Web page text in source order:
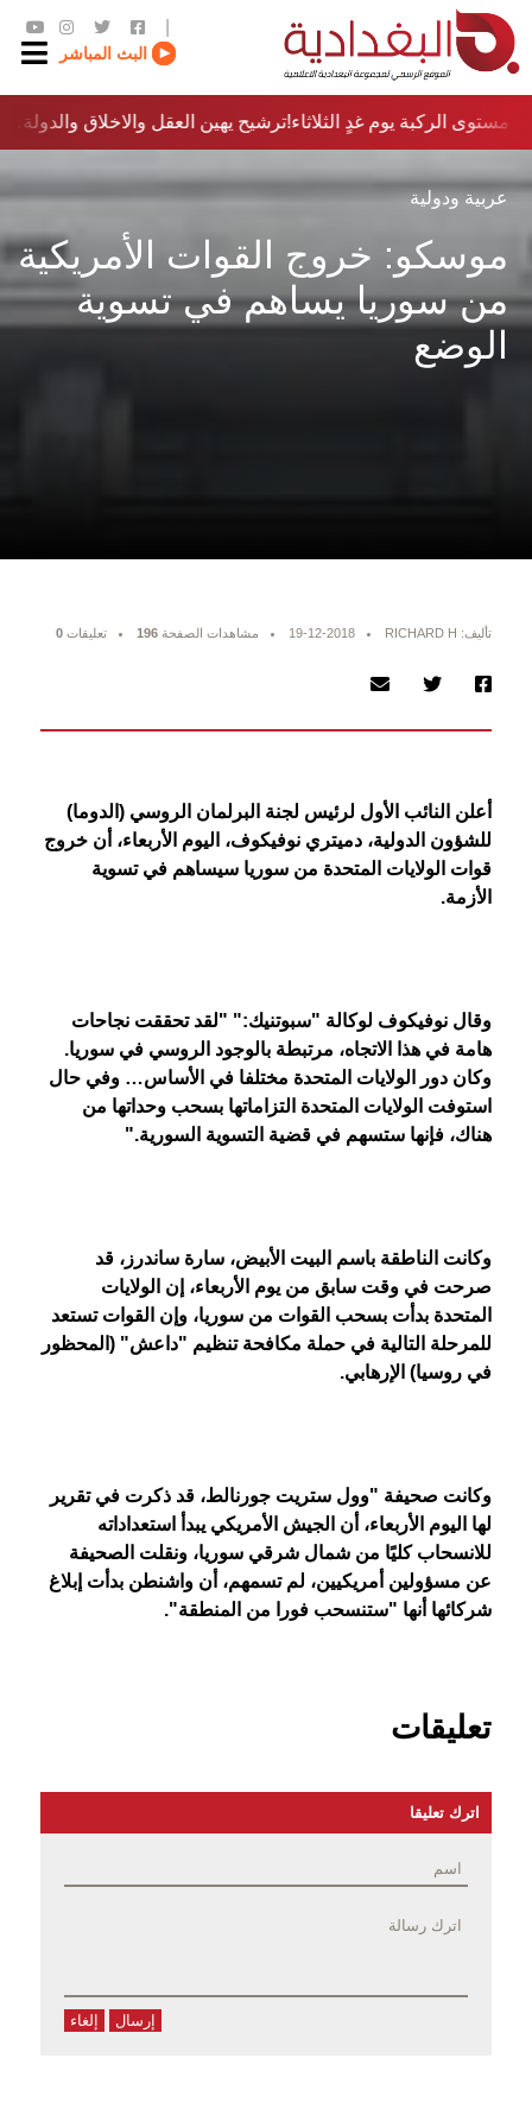
البث المباشر
ترشيح يهين العقل والاخلاق والدولة…؟!مستوى الركبة يوم غدٍ الثلاثاء
عربية ودولية
موسكو: خروج القوات الأمريكية
من سوريا يساهم في تسوية
الوضع
تأليف: RICHARD H 19-12-2018 مشاهدات الصفحة 196 تعليقات 0
أعلن النائب الأول لرئيس لجنة البرلمان الروسي (الدوما)
للشؤون الدولية، دميتري نوفيكوف، اليوم الأربعاء، أن خروج
قوات الولايات المتحدة من سوريا سيساهم في تسوية
الأزمة.
وقال نوفيكوف لوكالة "سبوتنيك":
"لقد تحققت نجاحات
هامة في هذا الاتجاه، مرتبطة بالوجود الروسي في سوريا.
وكان دور الولايات المتحدة مختلفا في الأساس… وفي حال
استوفت الولايات المتحدة التزاماتها بسحب وحداتها من
هناك، فإنها ستسهم في قضية التسوية السورية".
وكانت الناطقة باسم البيت الأبيض، سارة ساندرز، قد
صرحت في وقت سابق من يوم الأربعاء، إن الولايات
المتحدة بدأت بسحب القوات من سوريا، وإن القوات تستعد
للمرحلة التالية في حملة مكافحة تنظيم "داعش" (المحظور
في روسيا) الإرهابي.
وكانت صحيفة "وول ستريت جورنالط، قد ذكرت في تقرير
لها اليوم الأربعاء، أن الجيش الأمريكي يبدأ استعداداته
للانسحاب كليًا من شمال شرقي سوريا، ونقلت الصحيفة
عن مسؤولين أمريكيين، لم تسمهم، أن واشنطن بدأت إبلاغ
شركائها أنها "ستنسحب فورا من المنطقة".
تعليقات
اترك تعليقا
إرسال إلغاء